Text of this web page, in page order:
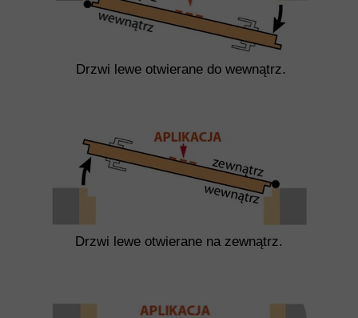
Drzwi lewe otwierane na zewnątrz.
Drzwi lewe otwierane do wewnątrz.